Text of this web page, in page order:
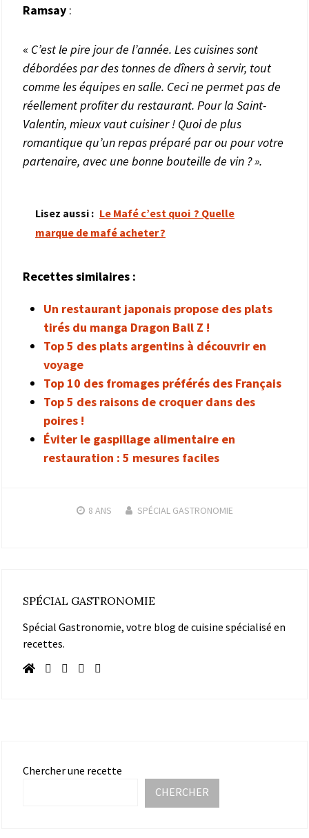
Ramsay :
« C’est le pire jour de l’année. Les cuisines sont
débordées par des tonnes de dîners à servir, tout
comme les équipes en salle. Ceci ne permet pas de
réellement profiter du restaurant. Pour la Saint-
Valentin, mieux vaut cuisiner ! Quoi de plus
romantique qu’un repas préparé par ou pour votre
partenaire, avec une bonne bouteille de vin ? ».
Lisez aussi : Le Mafé c’est quoi ? Quelle
marque de mafé acheter ?
Recettes similaires :
Un restaurant japonais propose des plats
tirés du manga Dragon Ball Z !
Top 5 des plats argentins à découvrir en
voyage
Top 10 des fromages préférés des Français
Top 5 des raisons de croquer dans des
poires !
Éviter le gaspillage alimentaire en
restauration : 5 mesures faciles
8 ANS SPÉCIAL GASTRONOMIE
SPÉCIAL GASTRONOMIE
Spécial Gastronomie, votre blog de cuisine spécialisé en
recettes.
Chercher une recette
CHERCHER